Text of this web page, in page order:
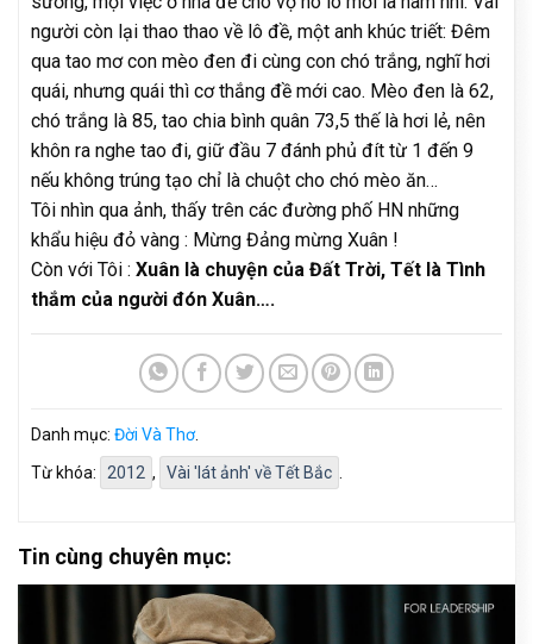
người còn lại thao thao về lô đề, một anh khúc triết: Đêm
qua tao mơ con mèo đen đi cùng con chó trắng, nghĩ hơi
quái, nhưng quái thì cơ thắng đề mới cao. Mèo đen là 62,
chó trắng là 85, tao chia bình quân 73,5 thế là hơi lẻ, nên
khôn ra nghe tao đi, giữ đầu 7 đánh phủ đít từ 1 đến 9
nếu không trúng tạo chỉ là chuột cho chó mèo ăn…
Tôi nhìn qua ảnh, thấy trên các đường phố HN những
khẩu hiệu đỏ vàng : Mừng Đảng mừng Xuân !
Còn với Tôi : Xuân là chuyện của Đất Trời, Tết là Tình
thắm của người đón Xuân….
Danh mục: Đời Và Thơ.
Từ khóa:
2012 , Vài 'lát ảnh' về Tết Bắc
Tin cùng chuyên mục: